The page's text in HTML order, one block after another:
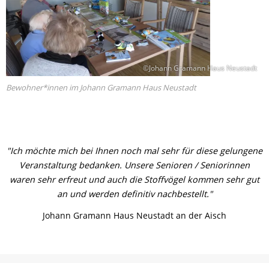
©Johann Gramann Haus Neustadt
Bewohner*innen im Johann Gramann Haus Neustadt
"Ich möchte mich bei Ihnen noch mal sehr für diese gelungene
Veranstaltung bedanken. Unsere Senioren / Seniorinnen
waren sehr erfreut und auch die Stoffvögel kommen sehr gut
an und werden definitiv nachbestellt."
Johann Gramann Haus Neustadt an der Aisch